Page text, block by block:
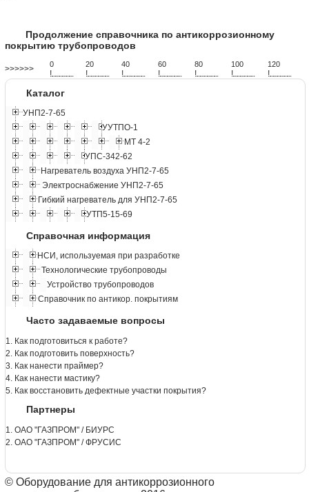
Продолжение справочника по антикоррозионному
покрытию трубопроводов
>>>>>> 0
!...................
20
!...................
40
!...................
60
!...................
80
!...................
100
!...................
120
!...................
Каталог
УНП2-7-65
УУТПО-1
МТ 4-2
УПС-342-62
Нагреватель воздуха УНП2-7-65
Электроснабжение УНП2-7-65
Гибкий нагреватель для УНП2-7-65
УТП5-15-69
Справочная информация
НСИ, используемая при разработке
Технологические трубопроводы
Устройство трубопроводов
Справочник по антикор. покрытиям
Часто задаваемые вопросы
1. Как подготовиться к работе?
2. Как подготовить поверхность?
3. Как нанести праймер?
4. Как нанести мастику?
5. Как восстановить дефектные участки покрытия?
Партнеры
1. ОАО "ГАЗПРОМ" / БИУРС
2. ОАО "ГАЗПРОМ" / ФРУСИС
© Оборудование для антикоррозионного